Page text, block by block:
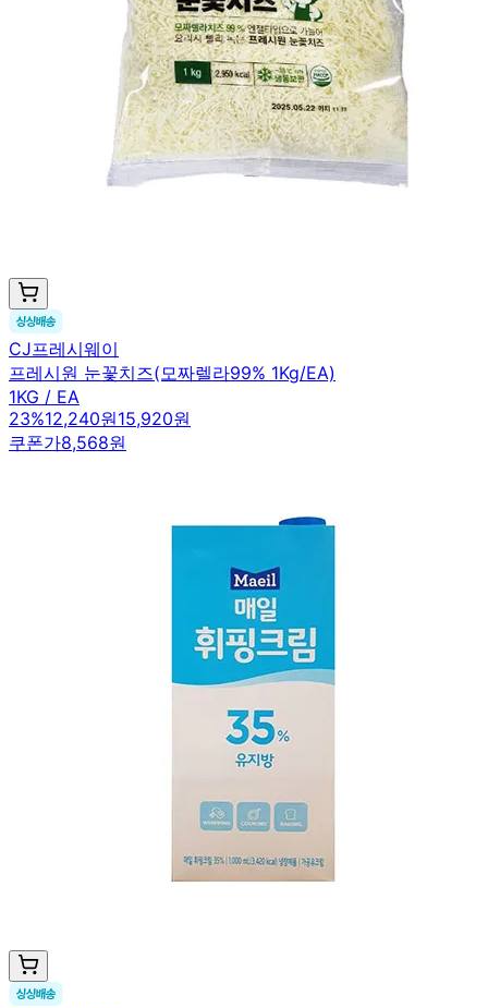
CJ프레시웨이
프레시원 눈꽃치즈(모짜렐라99% 1Kg/EA)
1KG / EA
23%12,240원15,920원
쿠폰가8,568원